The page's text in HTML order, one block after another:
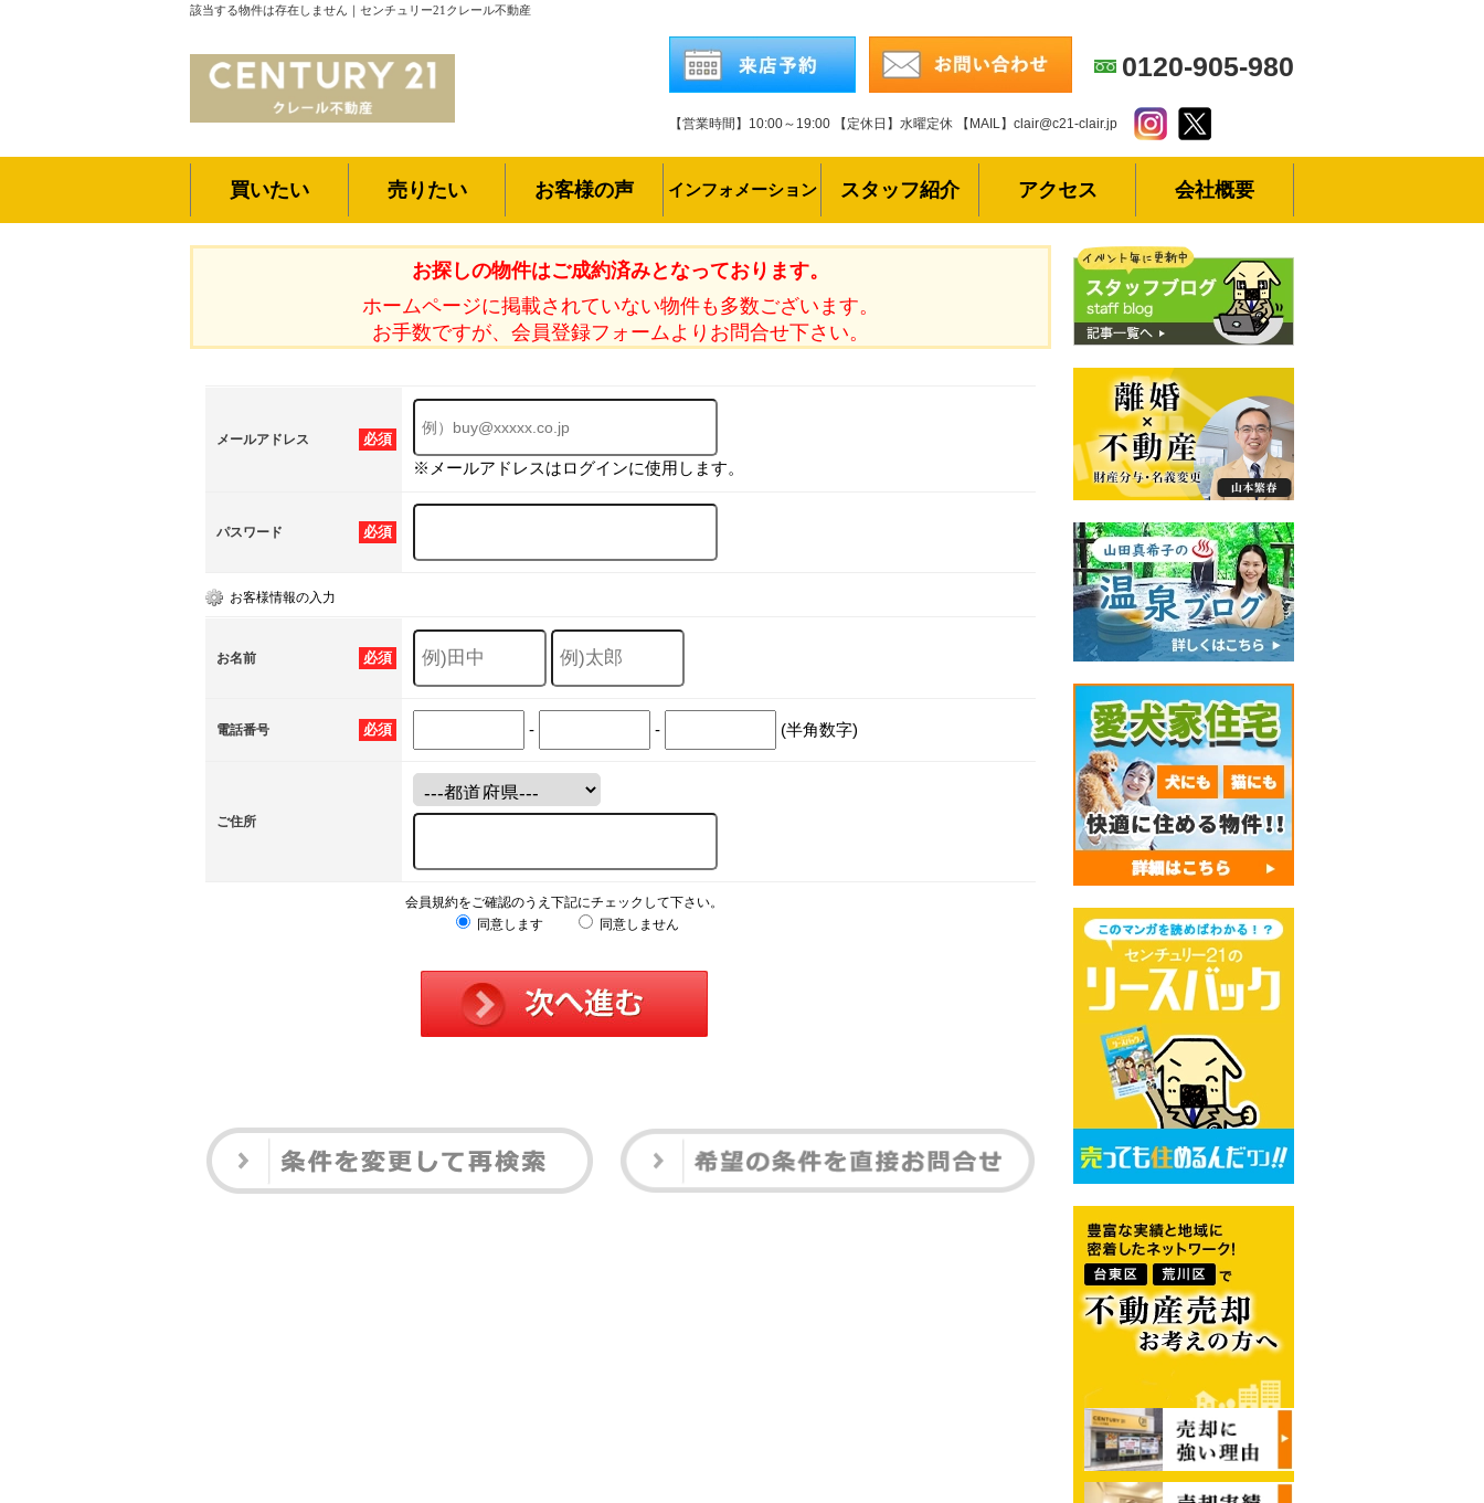
該当する物件は存在しません｜センチュリー21クレール不動産
0120-905-980
【営業時間】10:00～19:00 【定休日】水曜定休 【MAIL】clair@c21-clair.jp
買いたい 売りたい お客様の声 インフォメーション スタッフ紹介 アクセス 会社概要
お探しの物件はご成約済みとなっております。
ホームページに掲載されていない物件も多数ございます。
お手数ですが、会員登録フォームよりお問合せ下さい。
必須
メールアドレス
※メールアドレスはログインに使用します。
必須
パスワード
お客様情報の入力
必須
お名前
必須
電話番号 - - (半角数字)
ご住所
会員規約をご確認のうえ下記にチェックして下さい。
同意します
同意しません